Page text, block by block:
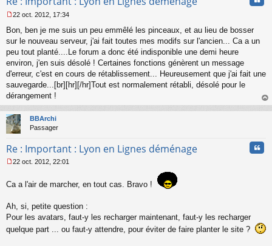
u
e
s
g
e
n
o
l
u
22 oct. 2012, 17:34
Bon, ben je me suis un peu emmêlé les pinceaux, et au lieu de bosser
sur le nouveau serveur, j'ai fait toutes mes modifs sur l'ancien... Ca a un
peu tout planté....Le forum a donc été indisponible une demi heure
environ, j'en suis désolé ! Certaines fonctions génèrent un message
d'erreur, c'est en cours de rétablissement... Heureusement que j'ai fait une
sauvegarde...[br][hr][/hr]Tout est normalement rétabli, désolé pour le
dérangement !
au
BBArchi
Passager
Re : Important : Lyon en Lignes déménage
s
a
n
22 oct. 2012, 22:01
Ca a l'air de marcher, en tout cas. Bravo !
Ah, si, petite question :
Pour les avatars, faut-y les recharger maintenant, faut-y les recharger
quelque part ... ou faut-y attendre, pour éviter de faire planter le site ?